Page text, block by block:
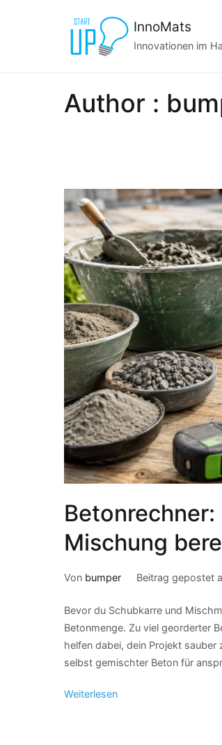
InnoMats
Innovationen im
Author :
Mischung
Von bumper Beitrag gepostet
Bevor du Schubkarre und
Betonmenge. Zu viel georderter
helfen dabei, dein Projekt sauber
selbst gemischter Beton für
Weiterlesen